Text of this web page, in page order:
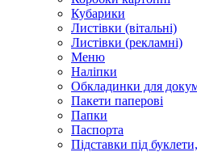
Кубарики
Листівки (вітальні)
Листівки (рекламні)
Меню
Наліпки
Обкладинки для
Пакети паперові
Папки
Паспорта
Підставки під